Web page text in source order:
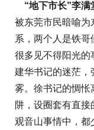
“地下市长”李满
被东莞市民暗喻为
系，两个人是铁哥
很多见不得阳光的
建华书记的迷茫，
雾。徐书记的惆怅
阱，设圈套有直
观音山事情中，都